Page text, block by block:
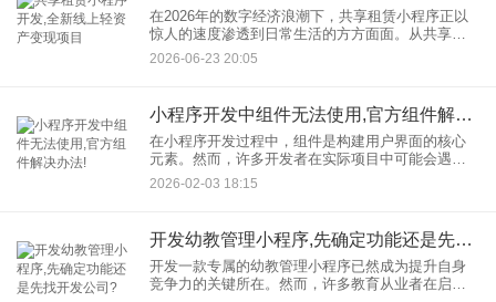
在2026年的数字经济浪潮下，共享租赁小程序正以
惊人的速度渗透到日常生活的方方面面。从共享充
电宝、共享单车到租赁数码产品、服饰箱包，这
种“以租代买”的消费模式不仅降低了用户的使用门
2026-06-23 20:05
小程序开发中组件无法使用,官方组件解决办法!
在小程序开发过程中，组件是构建用户界面的核心
元素。然而，许多开发者在实际项目中可能会遇到
组件无法正常使用的情况，这直接影响开发进度和
功能实现。面对此类问题，如何快速定位并解决？
2026-02-03 18:15
开发幼教管理小程序,先确定功能还是先找开发公司?
开发一款专属的幼教管理小程序已然成为提升自身
竞争力的关键所在。然而，许多教育从业者在启动